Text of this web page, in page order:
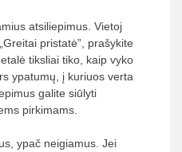
atsiliepimus. Vietoj
pristatė”, prašykite
tiksliai tiko, kaip vyko
ypatumų, į kuriuos verta
galite siūlyti
pirkimams.
ypač neigiamus. Jei